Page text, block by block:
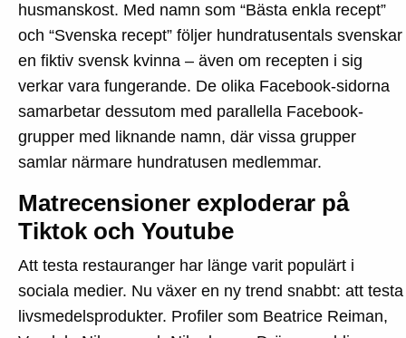
husmanskost. Med namn som “Bästa enkla recept”
och “Svenska recept” följer hundratusentals svenskar
en fiktiv svensk kvinna – även om recepten i sig
verkar vara fungerande. De olika Facebook-sidorna
samarbetar dessutom med parallella Facebook-
grupper med liknande namn, där vissa grupper
samlar närmare hundratusen medlemmar.
Matrecensioner exploderar på
Tiktok och Youtube
Att testa restauranger har länge varit populärt i
sociala medier. Nu växer en ny trend snabbt: att testa
livsmedelsprodukter. Profiler som Beatrice Reiman,